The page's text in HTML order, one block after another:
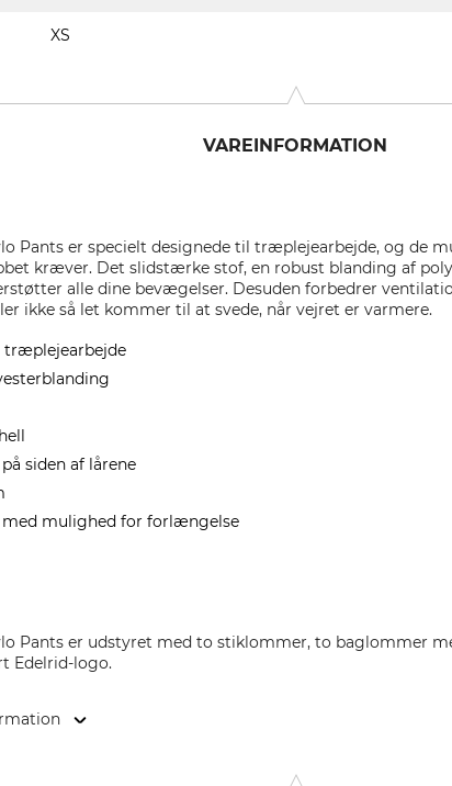
XS
VAREINFORMATION
Pants er specielt designede til træplejearbejde, og de
kræver. Det slidstærke stof, en robust blanding af
alle dine bevægelser. Desuden forbedrer
ikke så let kommer til at svede, når vejret er varmere.
træplejearbejde
siden af lårene
mulighed for forlængelse
Pants er udstyret med to stiklommer, to baglommer
Edelrid-logo.